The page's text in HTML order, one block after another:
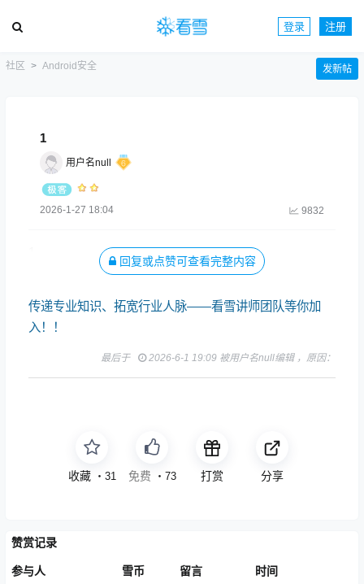
登录 注册
社区 Android安全 发新帖
1
用户名null
2026-1-27 18:04 9832
回复或点赞可查看完整内容
传递专业知识、拓宽行业人脉——看雪讲师团队等你加
入！！
最后于 2026-6-1 19:09 被用户名null编辑 ，原因：
收藏 ・ 31 免费 ・ 73 打赏 分享
赞赏记录
参与人 雪币 留言 时间